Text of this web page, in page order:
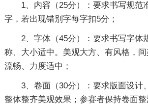
1、内容（25分）：要求书写规范
字，若出现错别字每字扣5分；
2、字体（45分）：要求书写字体
称、大小适中。美观大方、有风格，
流畅、力度适中；
3、卷面（30分）：要求版面设计
整体整齐美观效果；参赛者保持卷面